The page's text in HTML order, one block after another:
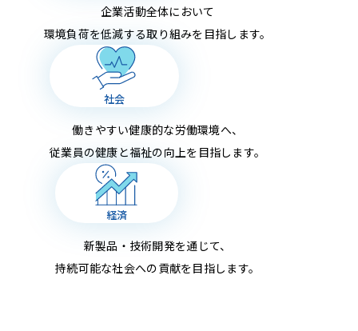
企業活動全体において
環境負荷を低減する取り組みを目指します。
社会
働きやすい健康的な労働環境へ、
従業員の健康と福祉の向上を目指します。
経済
新製品・技術開発を通じて、
持続可能な社会への貢献を目指します。